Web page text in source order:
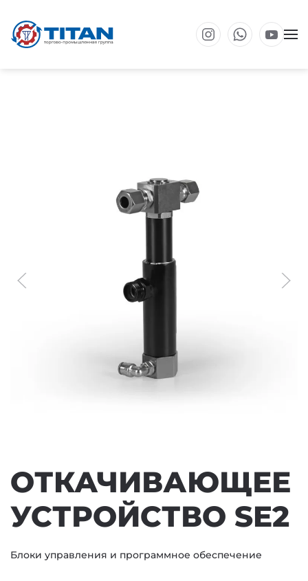
Перейти к основному содержанию
ОТКАЧИВАЮЩЕЕ
УСТРОЙСТВО SE2
Блоки управления и программное обеспечение